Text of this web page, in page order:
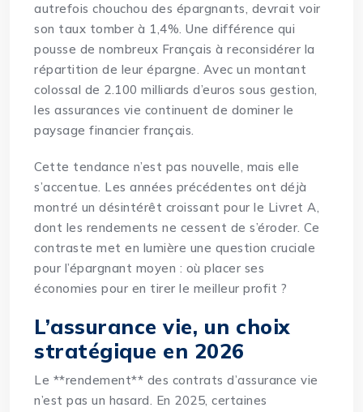
autrefois chouchou des épargnants, devrait voir
son taux tomber à 1,4%. Une différence qui
pousse de nombreux Français à reconsidérer la
répartition de leur épargne. Avec un montant
colossal de 2.100 milliards d’euros sous gestion,
les assurances vie continuent de dominer le
paysage financier français.
Cette tendance n’est pas nouvelle, mais elle
s’accentue. Les années précédentes ont déjà
montré un désintérêt croissant pour le Livret A,
dont les rendements ne cessent de s’éroder. Ce
contraste met en lumière une question cruciale
pour l’épargnant moyen : où placer ses
économies pour en tirer le meilleur profit ?
L’assurance vie, un choix
stratégique en 2026
Le **rendement** des contrats d’assurance vie
n’est pas un hasard. En 2025, certaines